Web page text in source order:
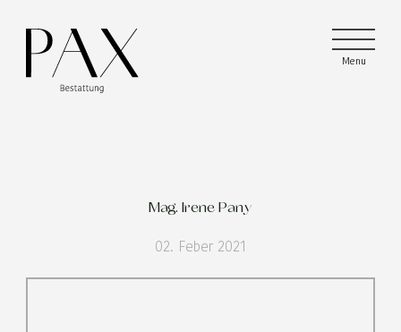
Menu
Menu
Menu
Mag. Irene Pany
02. Feber 2021